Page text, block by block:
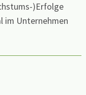
)Erfolge
im Unternehmen